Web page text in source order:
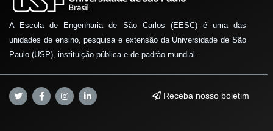
A Escola de Engenharia de São Carlos (EESC) é uma das
unidades de ensino, pesquisa e extensão da Universidade de São
Paulo (USP), instituição pública e de padrão mundial.
Receba nosso boletim